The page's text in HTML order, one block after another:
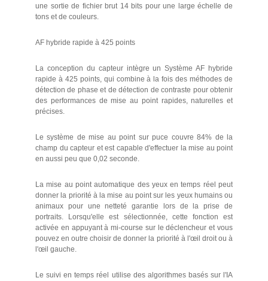
une sortie de fichier brut 14 bits pour une large échelle de
tons et de couleurs.
AF hybride rapide à 425 points
La conception du capteur intègre un Système AF hybride
rapide à 425 points, qui combine à la fois des méthodes de
détection de phase et de détection de contraste pour obtenir
des performances de mise au point rapides, naturelles et
précises.
Le système de mise au point sur puce couvre 84% de la
champ du capteur et est capable d'effectuer la mise au point
en aussi peu que 0,02 seconde.
La mise au point automatique des yeux en temps réel peut
donner la priorité à la mise au point sur les yeux humains ou
animaux pour une netteté garantie lors de la prise de
portraits. Lorsqu'elle est sélectionnée, cette fonction est
activée en appuyant à mi-course sur le déclencheur et vous
pouvez en outre choisir de donner la priorité à l'œil droit ou à
l'œil gauche.
Le suivi en temps réel utilise des algorithmes basés sur l'IA